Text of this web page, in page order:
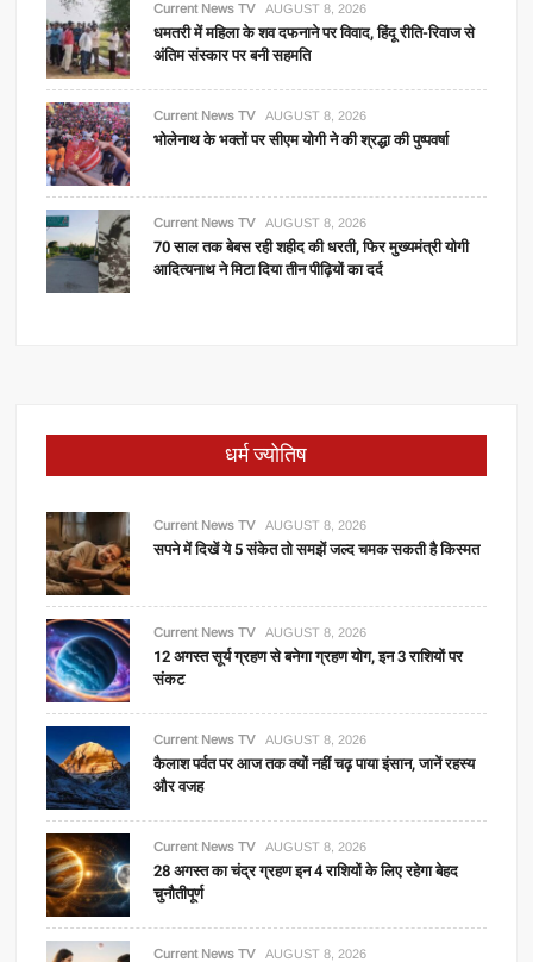
Current News TV AUGUST 8, 2026
धमतरी में महिला के शव दफनाने पर विवाद, हिंदू रीति-रिवाज से
अंतिम संस्कार पर बनी सहमति
Current News TV AUGUST 8, 2026
भोलेनाथ के भक्तों पर सीएम योगी ने की श्रद्धा की पुष्पवर्षा
Current News TV AUGUST 8, 2026
70 साल तक बेबस रही शहीद की धरती, फिर मुख्यमंत्री योगी
आदित्यनाथ ने मिटा दिया तीन पीढ़ियों का दर्द
धर्म ज्योतिष
Current News TV AUGUST 8, 2026
सपने में दिखें ये 5 संकेत तो समझें जल्द चमक सकती है किस्मत
Current News TV AUGUST 8, 2026
12 अगस्त सूर्य ग्रहण से बनेगा ग्रहण योग, इन 3 राशियों पर
संकट
Current News TV AUGUST 8, 2026
कैलाश पर्वत पर आज तक क्यों नहीं चढ़ पाया इंसान, जानें रहस्य
और वजह
Current News TV AUGUST 8, 2026
28 अगस्त का चंद्र ग्रहण इन 4 राशियों के लिए रहेगा बेहद
चुनौतीपूर्ण
Current News TV AUGUST 8, 2026